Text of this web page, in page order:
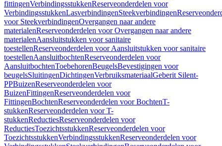
fittingenVerbindingsstukkenReserveonderdelen voor
VerbindingsstukkenLasverbindingenSteekverbindingen
voor SteekverbindingenOvergangen naar andere
materialenReserveonderdelen voor Overgangen naar andere
materialenAansluitstukken voor sanitaire
toestellenReserveonderdelen voor Aansluitstukken voor sanitaire
toestellenAansluitbochtenReserveonderdelen voor
AansluitbochtenToebehorenBeugelsBevestigingen voor
beugelsSluitingenDichtingenVerbruiksmateriaalGeberit Silent-
PPBuizenReserveonderdelen voor
BuizenFittingenReserveonderdelen voor
FittingenBochtenReserveonderdelen voor BochtenT-
stukkenReserveonderdelen voor T-
stukkenReductiesReserveonderdelen voor
ReductiesToezichtsstukkenReserveonderdelen voor
ToezichtsstukkenVerbindingsstukkenReserveonderdelen voor